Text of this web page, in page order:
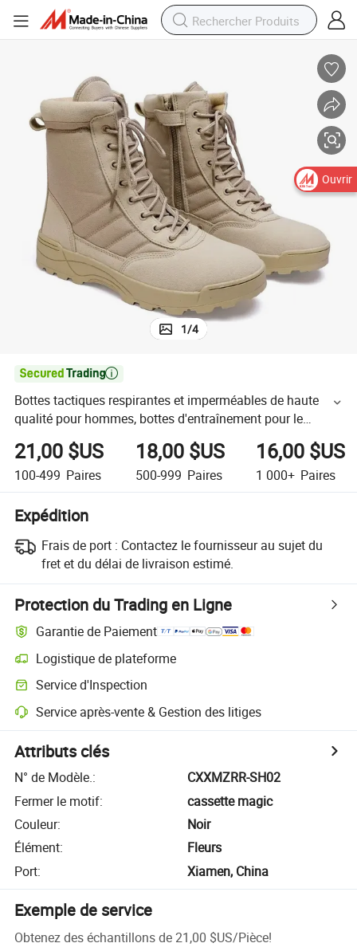
1/4

Bottes tactiques respirantes et imperméables de haute
qualité pour hommes, bottes d'entraînement pour le
camping et la randonnée en plein air
21,00 $US
100-499 Paires
18,00 $US
500-999 Paires
16,00 $US
1 000+ Paires
Expédition
Frais de port : Contactez le fournisseur au sujet du
fret et du délai de livraison estimé.
Protection du Trading en Ligne
Garantie de Paiement
Logistique de plateforme
Service d'Inspection
Service après-vente & Gestion des litiges
Attributs clés
N° de Modèle.:
CXXMZRR-SH02
Fermer le motif:
cassette magic
Couleur:
Noir
Élément:
Fleurs
Port: Xiamen, China
Exemple de service
Obtenez des échantillons de21,00 $US/Pièce!
Ouvrir